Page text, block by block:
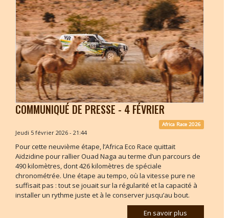
COMMUNIQUÉ DE PRESSE - 4 FÉVRIER
Africa Race 2026
Jeudi 5 février 2026 - 21:44
Pour cette neuvième étape, l’Africa Eco Race quittait
Aïdzidine pour rallier Ouad Naga au terme d’un parcours de
490 kilomètres, dont 426 kilomètres de spéciale
chronométrée. Une étape au tempo, où la vitesse pure ne
suffisait pas : tout se jouait sur la régularité et la capacité à
installer un rythme juste et à le conserver jusqu’au bout.
En savoir plus